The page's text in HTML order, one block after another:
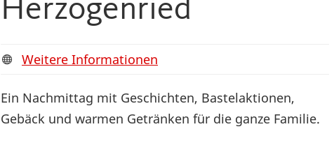
Herzogenried
Weitere Informationen
Ein Nachmittag mit Geschichten, Bastelaktionen,
Gebäck und warmen Getränken für die ganze Familie.